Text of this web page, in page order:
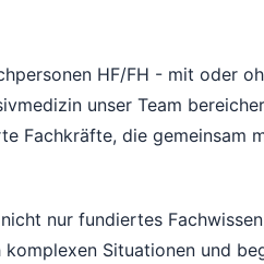
HF/FH - mit oder
unser Team
Fachkräfte, die gemeinsam
nur fundiertes
Situationen und